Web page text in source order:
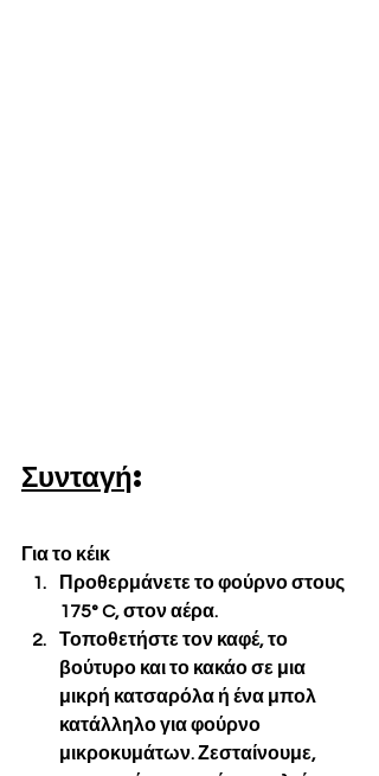
Συνταγή:
Για το κέικ
Προθερμάνετε το φούρνο στους
175° C, στον αέρα.
Τοποθετήστε τον καφέ, το
βούτυρο και το κακάο σε μια
μικρή κατσαρόλα ή ένα μπολ
κατάλληλο για φούρνο
μικροκυμάτων. Ζεσταίνουμε,